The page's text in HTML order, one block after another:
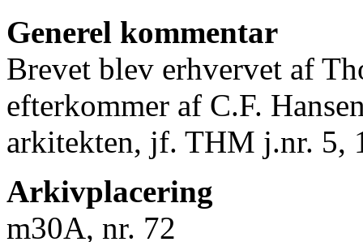
Generel kommentar
Brevet blev erhvervet af
efterkommer af C.F.
arkitekten, jf. THM j.nr. 5,
Arkivplacering
m30A, nr. 72